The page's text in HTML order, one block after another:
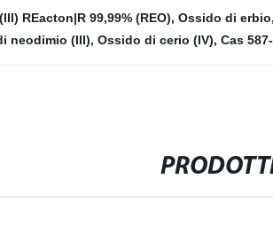
REacton|R 99,99% (REO), Ossido di erbio
neodimio (III), Ossido di cerio (IV), Cas